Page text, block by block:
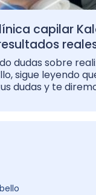
capilar
dudas sobre
sigue leyendo
dudas y te